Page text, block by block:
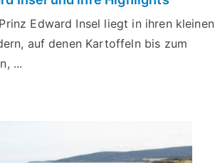
Edward Insel liegt in ihren kleinen
auf denen Kartoffeln bis zum
...